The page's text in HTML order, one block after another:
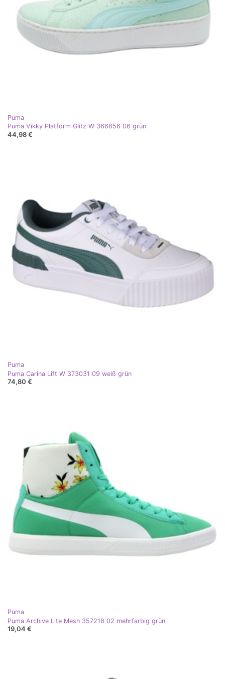
Puma
Puma Vikky Platform Glitz W 366856 06 grün
44,98 €
Puma
Puma Carina Lift W 373031 09 weiß grün
74,80 €
Puma
Puma Archive Lite Mesh 357218 02 mehrfarbig grün
19,04 €